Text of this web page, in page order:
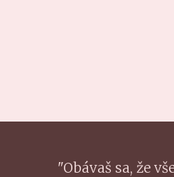
"Obávaš sa, že